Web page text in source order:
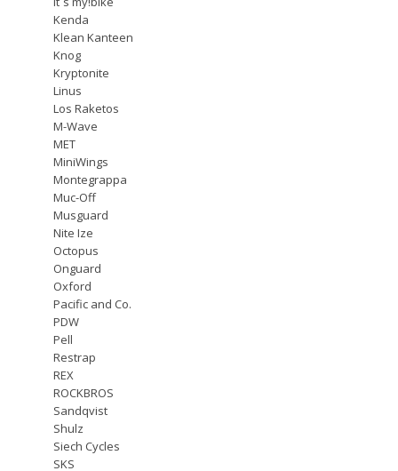
Kenda
Klean Kanteen
Knog
Kryptonite
Linus
Los Raketos
M-Wave
MET
MiniWings
Montegrappa
Muc-Off
Musguard
Nite Ize
Octopus
Onguard
Oxford
Pacific and Co.
PDW
Pell
Restrap
REX
ROCKBROS
Sandqvist
Shulz
Siech Cycles
SKS